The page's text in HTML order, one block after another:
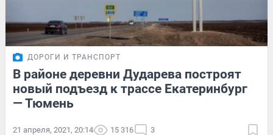
ДОРОГИ И ТРАНСПОРТ
В районе деревни Дударева построят
новый подъезд к трассе Екатеринбург
— Тюмень
21 апреля, 2021, 20:14 15 316 3